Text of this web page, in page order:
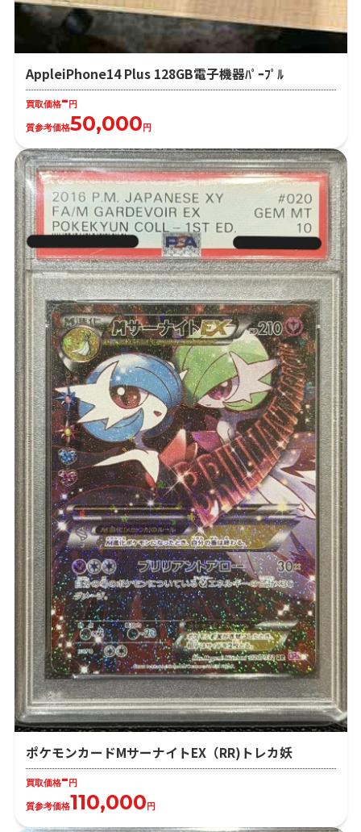
AppleiPhone14 Plus 128GB電子機器ﾊﾟｰﾌﾟﾙ
買取価格-円
質参考価格50,000円
ポケモンカードMサーナイトEX（RR)トレカ妖
買取価格- 円
質参考価格110,000 円